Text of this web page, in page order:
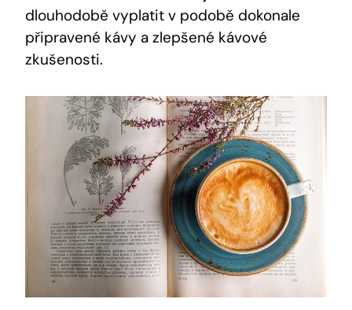
dlouhodobě vyplatit v podobě dokonale
připravené kávy a zlepšené kávové
zkušenosti.